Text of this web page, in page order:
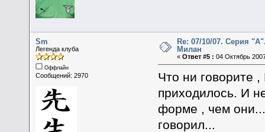
Sm
Легенда клуба
Оффлайн
Сообщений: 2970
Re: 07/10/07. Серия
Милан
«Ответ #5 : 04 Октябрь
Что ни говорите
приходилось. И
форме , чем
говорил...